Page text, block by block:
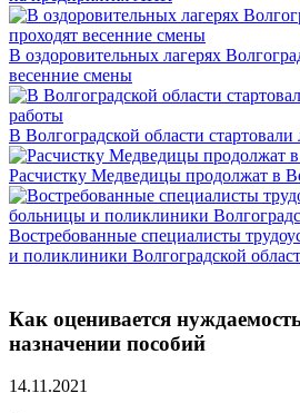
В оздоровительных лагерях
весенние смены
В Волгоградской области
Расчистку Медведицы продолжат в
Востребованные специалисты
и поликлиники Волгоградской
Как оценивается
назначении пособий
14.11.2021